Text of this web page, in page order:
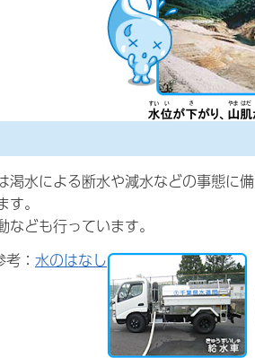
水による断水や減水などの事態に
。
ども行っています。
： 水のはなし